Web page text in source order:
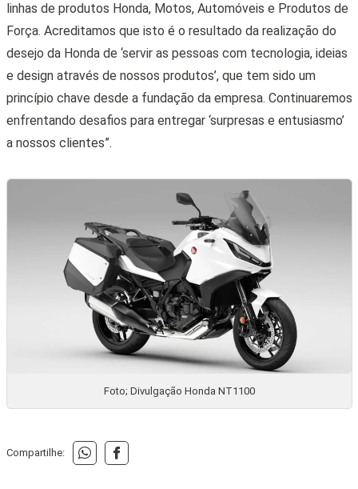
linhas de produtos Honda, Motos, Automóveis e Produtos de
Força. Acreditamos que isto é o resultado da realização do
desejo da Honda de ‘servir as pessoas com tecnologia, ideias
e design através de nossos produtos’, que tem sido um
princípio chave desde a fundação da empresa. Continuaremos
enfrentando desafios para entregar ‘surpresas e entusiasmo’
a nossos clientes”.
Foto; Divulgação Honda NT1100
Compartilhe: